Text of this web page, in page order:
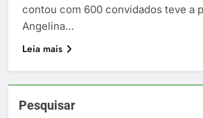
contou com 600 convidados teve a
Angelina…
Leia mais
Pesquisar